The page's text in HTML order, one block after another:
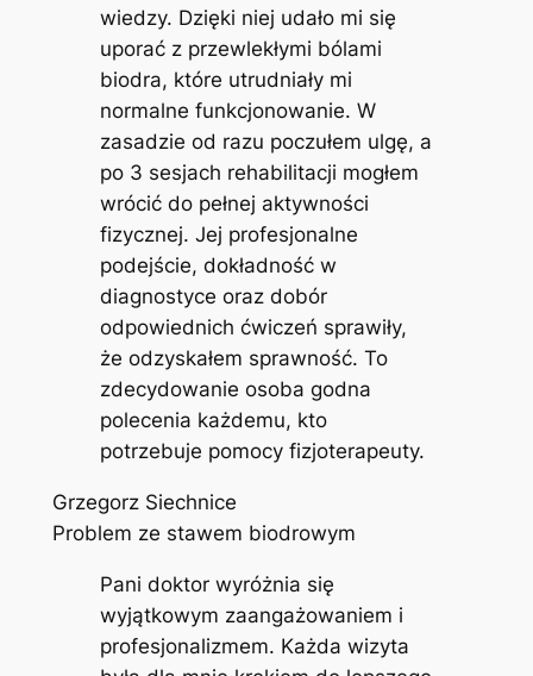
wiedzy. Dzięki niej udało mi się
uporać z przewlekłymi bólami
biodra, które utrudniały mi
normalne funkcjonowanie. W
zasadzie od razu poczułem ulgę, a
po 3 sesjach rehabilitacji mogłem
wrócić do pełnej aktywności
fizycznej. Jej profesjonalne
podejście, dokładność w
diagnostyce oraz dobór
odpowiednich ćwiczeń sprawiły,
że odzyskałem sprawność. To
zdecydowanie osoba godna
polecenia każdemu, kto
potrzebuje pomocy fizjoterapeuty.
Grzegorz Siechnice
Problem ze stawem biodrowym
Pani doktor wyróżnia się
wyjątkowym zaangażowaniem i
profesjonalizmem. Każda wizyta